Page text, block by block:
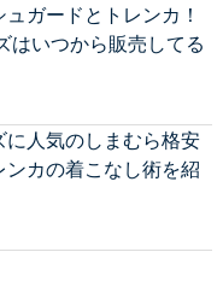
ガードとトレンカ！
はいつから販売してる
に人気のしまむら格安
カの着こなし術を紹